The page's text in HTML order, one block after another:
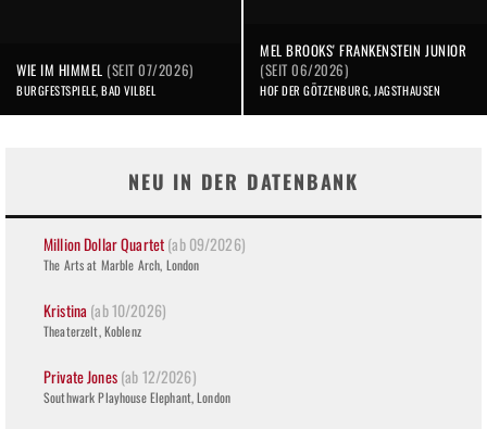
WIE IM HIMMEL (SEIT 07/2026)
BURGFESTSPIELE, BAD VILBEL
MEL BROOKS' FRANKENSTEIN JUNIOR
(SEIT 06/2026)
HOF DER GÖTZENBURG, JAGSTHAUSEN
NEU IN DER DATENBANK
Million Dollar Quartet(ab 09/2026)
The Arts at Marble Arch, London
Kristina (ab 10/2026)
Theaterzelt, Koblenz
Private Jones(ab 12/2026)
Southwark Playhouse Elephant, London